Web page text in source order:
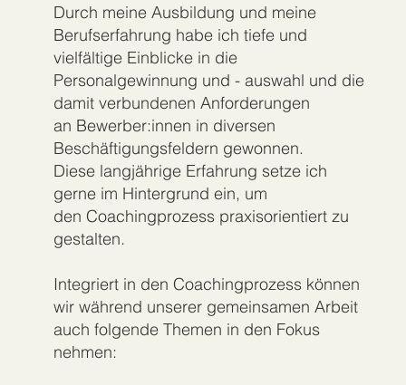
Durch meine Ausbildung und meine
Berufserfahrung habe ich tiefe und
vielfältige Einblicke in die
Personalgewinnung und - auswahl und die
damit verbundenen Anforderungen
an Bewerber:innen in diversen
Beschäftigungsfeldern gewonnen.
Diese langjährige Erfahrung setze ich
gerne im Hintergrund ein, um
den Coachingprozess praxisorientiert zu
gestalten.
Integriert in den Coachingprozess können
wir während unserer gemeinsamen Arbeit
auch folgende Themen in den Fokus
nehmen: